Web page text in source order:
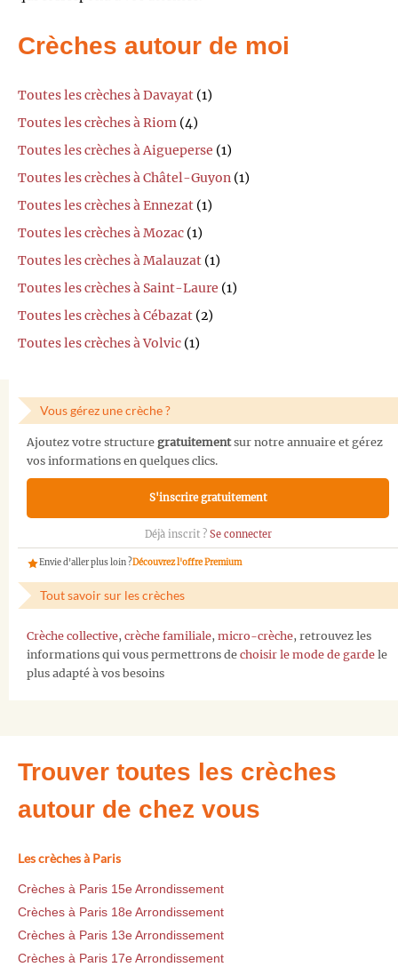
Crèches autour de moi
Toutes les crèches à Davayat (1)
Toutes les crèches à Riom (4)
Toutes les crèches à Aigueperse (1)
Toutes les crèches à Châtel-Guyon (1)
Toutes les crèches à Ennezat (1)
Toutes les crèches à Mozac (1)
Toutes les crèches à Malauzat (1)
Toutes les crèches à Saint-Laure (1)
Toutes les crèches à Cébazat (2)
Toutes les crèches à Volvic (1)
Vous gérez une crèche ?
Ajoutez votre structure gratuitementsur notre annuaire et gérez
vos informations en quelques clics.
S'inscrire gratuitement
Déjà inscrit ? Se connecter
Envie d'aller plus loin ?Découvrez l'offre Premium
Tout savoir sur les crèches
Crèche collective, crèche familiale, micro-crèche, retrouvez les
informations qui vous permettrons de choisir le mode de garde le
plus adapté à vos besoins
Trouver toutes les crèches
autour de chez vous
Les crèches à Paris
Crèches à Paris 15e Arrondissement
Crèches à Paris 18e Arrondissement
Crèches à Paris 13e Arrondissement
Crèches à Paris 17e Arrondissement